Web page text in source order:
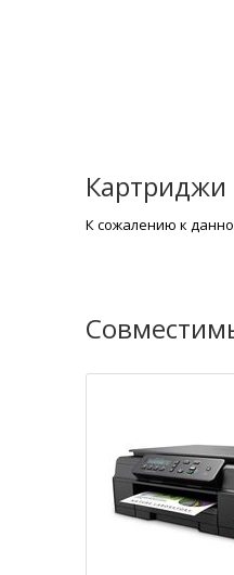
Картриджи
К сожалению к